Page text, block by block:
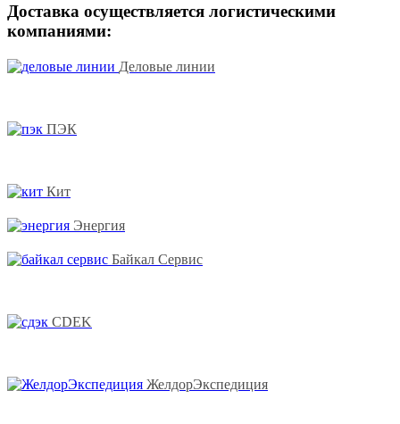
Доставка осуществляется логистическими
компаниями:
Деловые линии
ПЭК
Кит
Энергия
Байкал Сервис
CDEK
ЖелдорЭкспедиция